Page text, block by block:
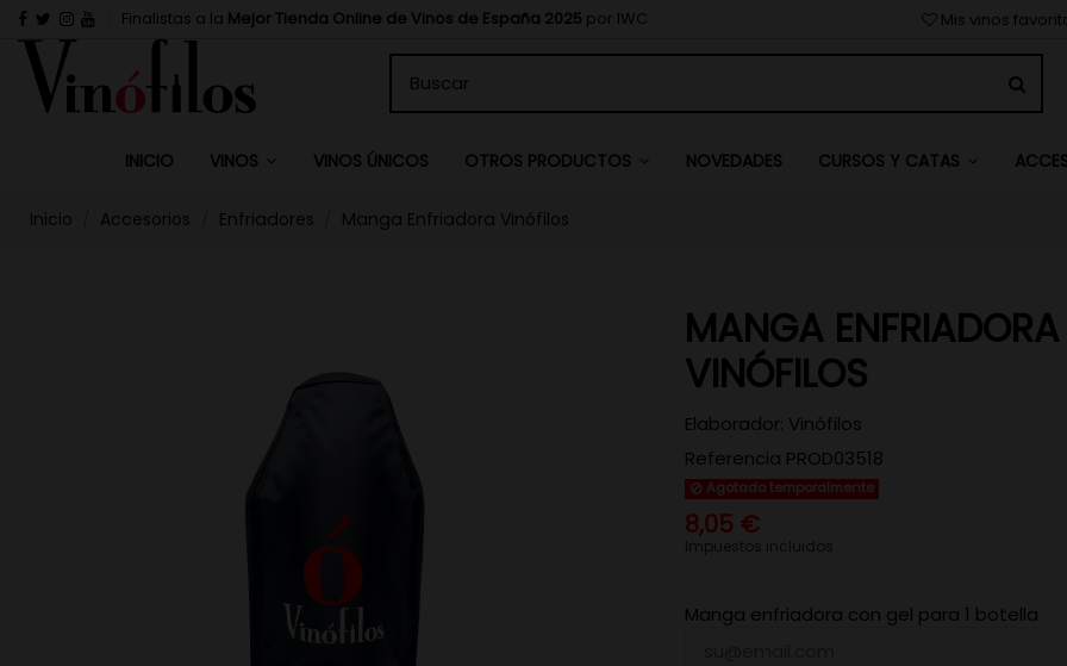
Finalistas a la Mejor Tienda Online de Vinos de España 2025 por IWC Mis vinos
INICIO VINOS VINOS ÚNICOS OTROS PRODUCTOS NOVEDADES CURSOS Y CATAS
Inicio Accesorios Enfriadores Manga Enfriadora Vinófilos
MANGA ENFRIADORA
VINÓFILOS
Elaborador: Vinófilos
Referencia PROD03518
Agotado temporalmente
8,05 €
Impuestos incluidos
Manga enfriadora con gel para 1 botella